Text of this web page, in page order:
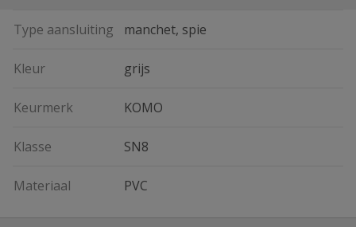
Type aansluiting manchet, spie
Kleur grijs
Keurmerk KOMO
Klasse SN8
Materiaal PVC